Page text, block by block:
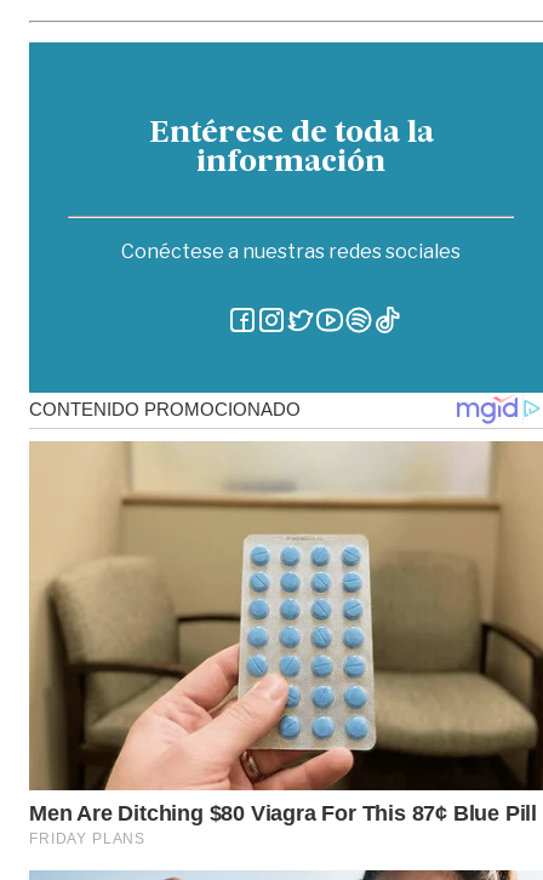
Entérese de toda la
información
Conéctese a nuestras redes sociales